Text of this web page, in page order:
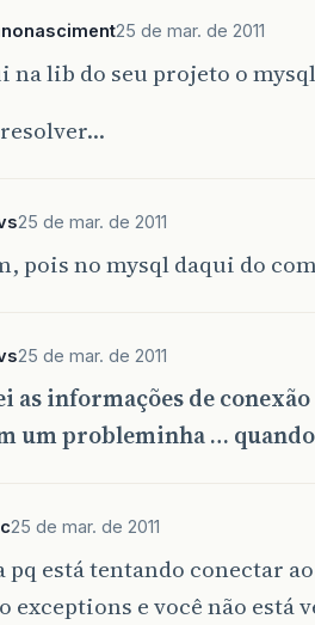
25 de mar. de 2011
na lib do seu projeto o
25 de mar. de 2011
pois no mysql daqui do
25 de mar. de 2011
as informações de
um probleminha …
25 de mar. de 2011
pq está tentando conectar
exceptions e você não está